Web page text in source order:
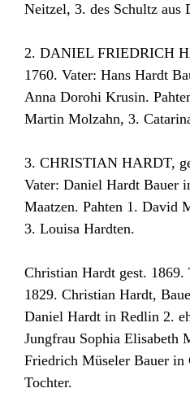
Neitzel, 3. des Schultz aus
2. DANIEL FRIEDRICH
1760. Vater: Hans Hardt
Anna Dorohi Krusin.
Martin Molzahn, 3.
3. CHRISTIAN HARDT,
Vater: Daniel Hardt Bauer
Maatzen. Pahten 1. David
3. Louisa Hardten.
Christian Hardt gest.
1829. Christian Hardt,
Daniel Hardt in Redlin 2.
Jungfrau Sophia Elisabeth
Friedrich Müseler Bauer in
Tochter.